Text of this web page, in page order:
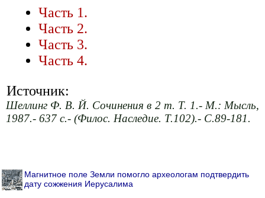
Часть 1.
Часть 2.
Часть 3.
Часть 4.
Источник:
Шеллинг Ф. В. Й. Сочинения в 2 т. Т. 1.- М.: Мысль,
1987.- 637 с.- (Филос. Наследие. Т.102).- С.89-181.
Магнитное поле Земли помогло археологам подтвердить
дату сожжения Иерусалима